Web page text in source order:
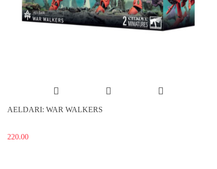
AELDARI: WAR WALKERS
220.00